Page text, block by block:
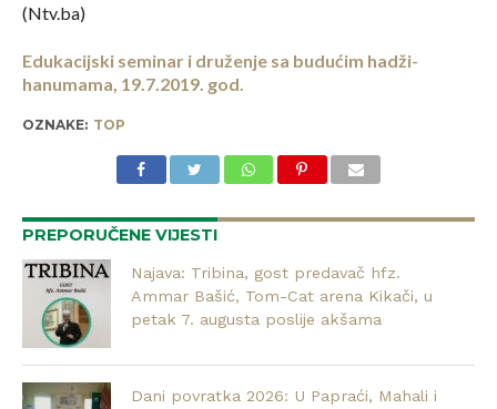
(Ntv.ba)
Edukacijski seminar i druženje sa budućim hadži-
hanumama, 19.7.2019. god.
OZNAKE: TOP
PREPORUČENE VIJESTI
Najava: Tribina, gost predavač hfz.
Ammar Bašić, Tom-Cat arena Kikači, u
petak 7. augusta poslije akšama
Dani povratka 2026: U Papraći, Mahali i